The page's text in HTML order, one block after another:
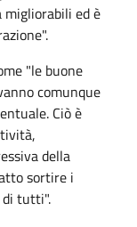
migliorabili ed è
"le buone
comunque
Ciò è
della
sortire i
di tutti".